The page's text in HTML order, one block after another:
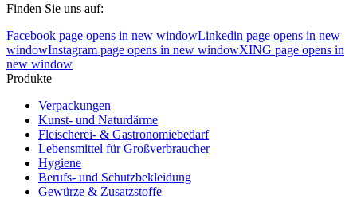
Finden Sie uns auf:
Facebook page opens in new windowLinkedin page opens in new
windowInstagram page opens in new windowXING page opens in
new window
Produkte
Verpackungen
Kunst- und Naturdärme
Fleischerei- & Gastronomiebedarf
Lebensmittel für Großverbraucher
Hygiene
Berufs- und Schutzbekleidung
Gewürze & Zusatzstoffe